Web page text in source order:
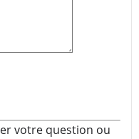
votre question ou